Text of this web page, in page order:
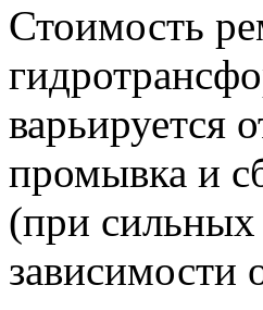
Стоимость
варьируется
промывка и
(при
зависимости